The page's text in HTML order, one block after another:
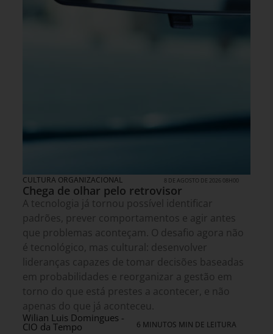
CULTURA ORGANIZACIONAL 8 DE AGOSTO DE 2026 08H00
Chega de olhar pelo retrovisor
A tecnologia já tornou possível identificar
padrões, prever comportamentos e agir antes
que problemas aconteçam. O desafio agora não
é tecnológico, mas cultural: desenvolver
lideranças capazes de tomar decisões baseadas
em probabilidades e reorganizar a gestão em
torno do que está prestes a acontecer, e não
apenas do que já aconteceu.
Wilian Luis Domingues -
CIO da Tempo 6 MINUTOS MIN DE LEITURA